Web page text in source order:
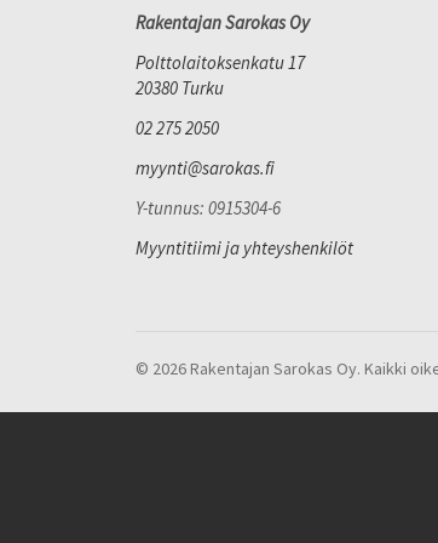
Rakentajan Sarokas Oy
Polttolaitoksenkatu 17
20380 Turku
02 275 2050
myynti@sarokas.fi
Y-tunnus: 0915304-6
Myyntitiimi ja yhteyshenkilöt
© 2026 Rakentajan Sarokas Oy. Kaikki